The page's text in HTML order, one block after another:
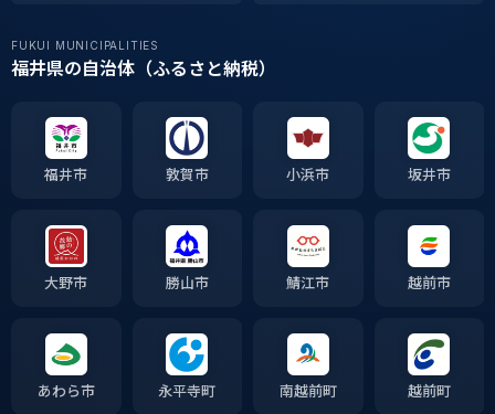
FUKUI MUNICIPALITIES
福井県の自治体（ふるさと納税）
福井市 敦賀市 小浜市 坂井市
大野市 勝山市 鯖江市 越前市
あわら市 永平寺町 南越前町 越前町